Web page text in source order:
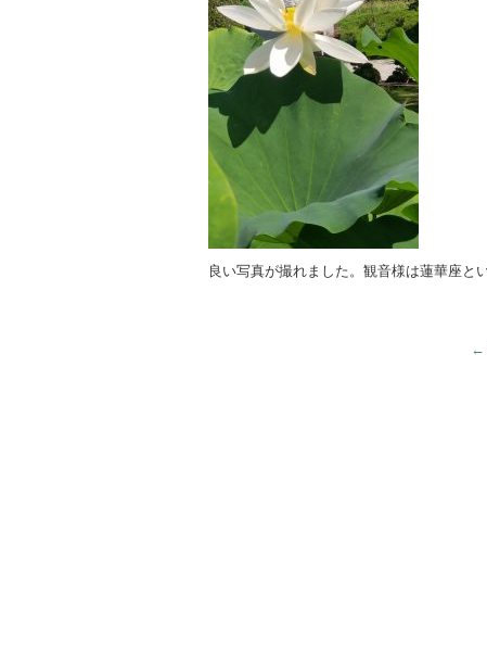
良い写真が撮れました。観音様は蓮華座と
←